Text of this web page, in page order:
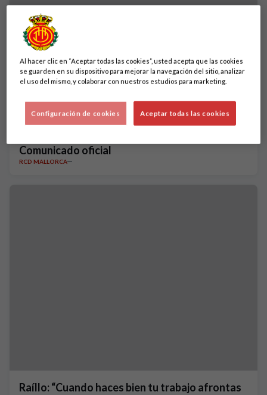
Comunicado oficial
RCD MALLORCA
Raíllo: “Cuando haces bien tu trabajo afrontas
Al hacer clic en “Aceptar todas las cookies”, usted acepta que las cookies
se guarden en su dispositivo para mejorar la navegación del sitio, analizar
el uso del mismo, y colaborar con nuestros estudios para marketing.
Aceptar todas las cookies
Configuración de cookies